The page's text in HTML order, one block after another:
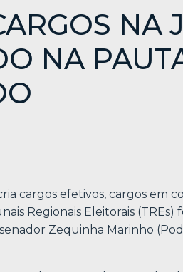
NA
NA
cargos efetivos, cargos em
Regionais Eleitorais (TREs)
Zequinha Marinho